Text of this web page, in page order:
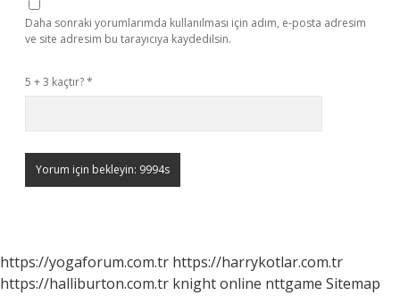
Daha sonraki yorumlarımda kullanılması için adım, e-posta adresim
ve site adresim bu tarayıcıya kaydedilsin.
5 + 3 kaçtır?*
https://yogaforum.com.tr https://harrykotlar.com.tr
https://halliburton.com.tr knight online nttgame Sitemap